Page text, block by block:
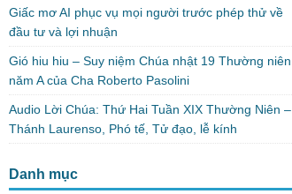
Giấc mơ AI phục vụ mọi người trước phép thử về
đầu tư và lợi nhuận
Gió hiu hiu – Suy niệm Chúa nhật 19 Thường niên
năm A của Cha Roberto Pasolini
Audio Lời Chúa: Thứ Hai Tuần XIX Thường Niên –
Thánh Laurenso, Phó tế, Tử đạo, lễ kính
Danh mục